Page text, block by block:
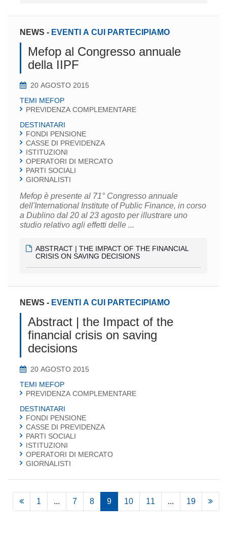
NEWS - EVENTI A CUI PARTECIPIAMO
Mefop al Congresso annuale
della IIPF
20 AGOSTO 2015
TEMI MEFOP
PREVIDENZA COMPLEMENTARE
DESTINATARI
FONDI PENSIONE
CASSE DI PREVIDENZA
ISTITUZIONI
OPERATORI DI MERCATO
PARTI SOCIALI
GIORNALISTI
Mefop è presente al 71° Congresso annuale
dell'International Institute of Public Finance, in corso
a Dublino dal 20 al 23 agosto per illustrare uno
studio relativo agli effetti delle ...
ABSTRACT | THE IMPACT OF THE FINANCIAL
CRISIS ON SAVING DECISIONS
NEWS - EVENTI A CUI PARTECIPIAMO
Abstract | the Impact of the
financial crisis on saving
decisions
20 AGOSTO 2015
TEMI MEFOP
PREVIDENZA COMPLEMENTARE
DESTINATARI
FONDI PENSIONE
CASSE DI PREVIDENZA
PARTI SOCIALI
ISTITUZIONI
OPERATORI DI MERCATO
GIORNALISTI
1 ... 7 8 9 10 11 ... 19